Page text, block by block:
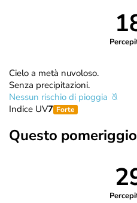
Cielo a metà nuvoloso.
Senza precipitazioni.
Nessun rischio di pioggia
Indice UV7 Forte
Questo pomeriggio